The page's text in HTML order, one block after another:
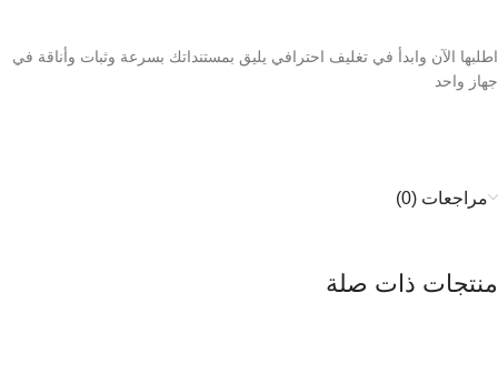
اطلبها الآن وابدأ في تغليف احترافي يليق بمستنداتك بسرعة وثبات وأناقة في
جهاز واحد
مراجعات (0)
منتجات ذات صلة